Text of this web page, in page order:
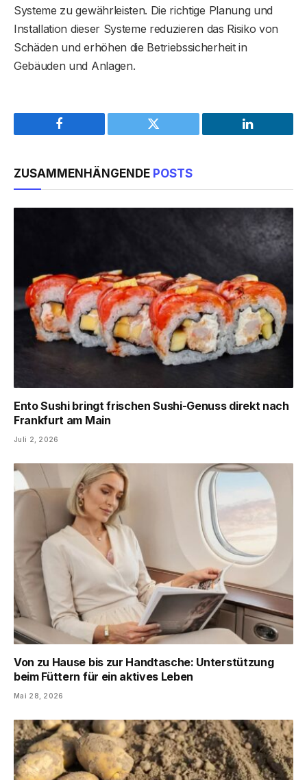
Systeme zu gewährleisten. Die richtige Planung und
Installation dieser Systeme reduzieren das Risiko von
Schäden und erhöhen die Betriebssicherheit in
Gebäuden und Anlagen.
Facebook Twitter LinkedIn
ZUSAMMENHÄNGENDE POSTS
Ento Sushi bringt frischen Sushi-Genuss direkt nach
Frankfurt am Main
Juli 2, 2026
Von zu Hause bis zur Handtasche: Unterstützung
beim Füttern für ein aktives Leben
Mai 28, 2026